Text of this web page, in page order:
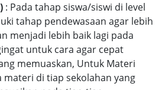
: Pada tahap siswa/siswi di level
tahap pendewasaan agar lebih
menjadi lebih baik lagi pada
untuk cara agar cepat
memuaskan, Untuk Materi
materi di tiap sekolahan yang